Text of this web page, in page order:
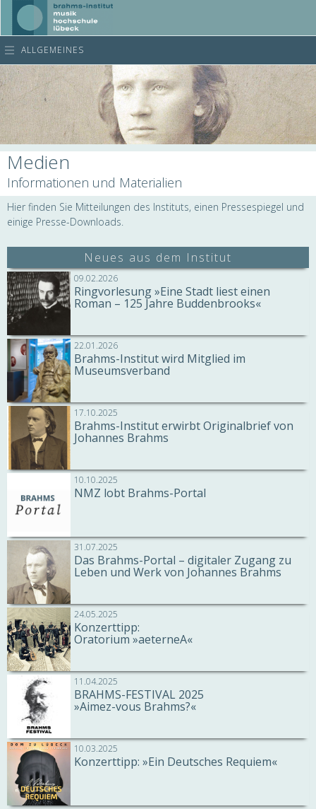
ALLGEMEINES
Medien
Informationen und Materialien
Hier finden Sie Mitteilungen des Instituts, einen Pressespiegel und
einige Presse-Downloads.
Neues aus dem Institut
09.02.2026
Ringvorlesung »Eine Stadt liest einen
Roman – 125 Jahre Buddenbrooks«
22.01.2026
Brahms-Institut wird Mitglied im
Museumsverband
17.10.2025
Brahms-Institut erwirbt Originalbrief von
Johannes Brahms
10.10.2025
NMZ lobt Brahms-Portal
31.07.2025
Das Brahms-Portal – digitaler Zugang zu
Leben und Werk von Johannes Brahms
24.05.2025
Konzerttipp:
Oratorium »aeterneA«
11.04.2025
BRAHMS-FESTIVAL 2025
»Aimez-vous Brahms?«
10.03.2025
Konzerttipp: »Ein Deutsches Requiem«